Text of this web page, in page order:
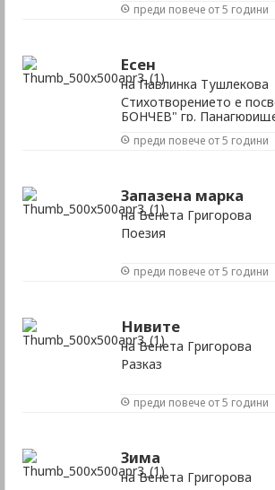
преди повече от 5 години
Есен
на Павлинка Тушлекова
Стихотворението е
БОНЧЕВ" гр.
преди повече от 5 години
Запазена марка
на Венета Григорова
Поезия
преди повече от 5 години
Нивите
на Венета Григорова
Разказ
преди повече от 5 години
Зима
на Венета Григорова